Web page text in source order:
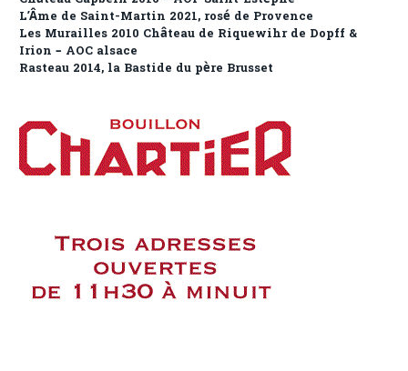
L’Âme de Saint-Martin 2021, rosé de Provence
Les Murailles 2010 Château de Riquewihr de Dopff &
Irion – AOC alsace
Rasteau 2014, la Bastide du père Brusset